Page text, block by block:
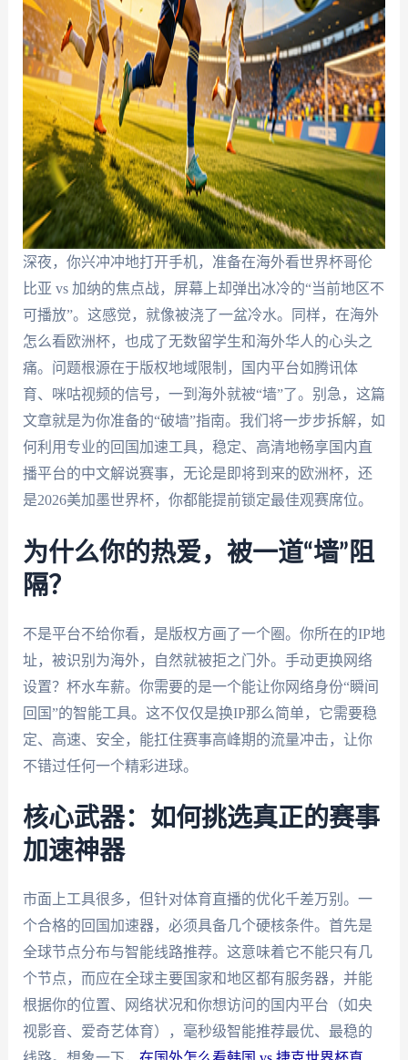
深夜，你兴冲冲地打开手机，准备在海外看世界杯哥伦
比亚 vs 加纳的焦点战，屏幕上却弹出冰冷的“当前地区不
可播放”。这感觉，就像被浇了一盆冷水。同样，在海外
怎么看欧洲杯，也成了无数留学生和海外华人的心头之
痛。问题根源在于版权地域限制，国内平台如腾讯体
育、咪咕视频的信号，一到海外就被“墙”了。别急，这篇
文章就是为你准备的“破墙”指南。我们将一步步拆解，如
何利用专业的回国加速工具，稳定、高清地畅享国内直
播平台的中文解说赛事，无论是即将到来的欧洲杯，还
是2026美加墨世界杯，你都能提前锁定最佳观赛席位。
为什么你的热爱，被一道“墙”阻
隔？
不是平台不给你看，是版权方画了一个圈。你所在的IP地
址，被识别为海外，自然就被拒之门外。手动更换网络
设置？杯水车薪。你需要的是一个能让你网络身份“瞬间
回国”的智能工具。这不仅仅是换IP那么简单，它需要稳
定、高速、安全，能扛住赛事高峰期的流量冲击，让你
不错过任何一个精彩进球。
核心武器：如何挑选真正的赛事
加速神器
市面上工具很多，但针对体育直播的优化千差万别。一
个合格的回国加速器，必须具备几个硬核条件。首先是
全球节点分布与智能线路推荐。这意味着它不能只有几
个节点，而应在全球主要国家和地区都有服务器，并能
根据你的位置、网络状况和你想访问的国内平台（如央
视影音、爱奇艺体育），毫秒级智能推荐最优、最稳的